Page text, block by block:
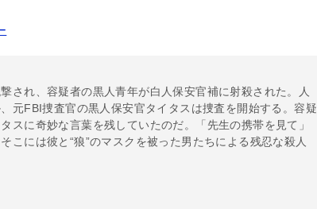
され、容疑者の黒人青年が白人保安官補に射殺された。人
元FBI捜査官の黒人保安官タイタスは捜査を開始する。容疑
スに奇妙な言葉を残していたのだ。「先生の携帯を見て」
こには彼と“狼”のマスクを被った男たちによる残忍な殺人